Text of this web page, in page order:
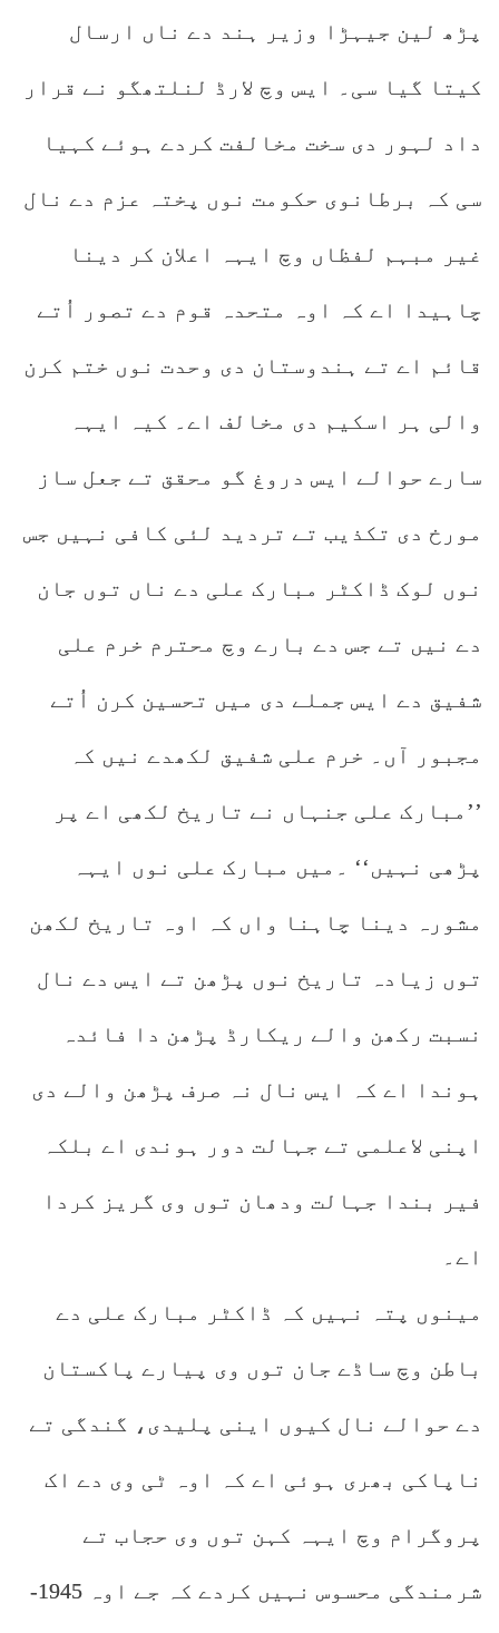
پڑھ لین جیہڑا وزیر ہند دے ناں ارسال
کیتا گیا سی۔ ایس وچ لارڈ لنلتھگو نے قرار
داد لہور دی سخت مخالفت کردے ہوئے کہیا
سی کہ برطانوی حکومت نوں پختہ عزم دے نال
غیر مبہم لفظاں وچ ایہہ اعلان کر دینا
چاہیدا اے کہ اوہ متحدہ قوم دے تصور اُتے
قائم اے تے ہندوستان دی وحدت نوں ختم کرن
والی ہر اسکیم دی مخالف اے۔ کیہ ایہہ
سارے حوالے ایس دروغ گو محقق تے جعل ساز
مورخ دی تکذیب تے تردید لئی کافی نہیں جس
نوں لوک ڈاکٹر مبارک علی دے ناں توں جان
دے نیں تے جس دے بارے وچ محترم خرم علی
شفیق دے ایس جملے دی میں تحسین کرن اُتے
مجبور آں۔ خرم علی شفیق لکھدے نیں کہ
’’مبارک علی جنہاں نے تاریخ لکھی اے پر
پڑھی نہیں‘‘ ۔میں مبارک علی نوں ایہہ
مشورہ دینا چاہنا واں کہ اوہ تاریخ لکھن
توں زیادہ تاریخ نوں پڑھن تے ایس دے نال
نسبت رکھن والے ریکارڈ پڑھن دا فائدہ
ہوندا اے کہ ایس نال نہ صرف پڑھن والے دی
اپنی لاعلمی تے جہالت دور ہوندی اے بلکہ
فیر بندا جہالت ودھان توں وی گریز کردا
اے۔
مینوں پتہ نہیں کہ ڈاکٹر مبارک علی دے
باطن وچ ساڈے جان توں وی پیارے پاکستان
دے حوالے نال کیوں اینی پلیدی، گندگی تے
ناپاکی بھری ہوئی اے کہ اوہ ٹی وی دے اک
پروگرام وچ ایہہ کہن توں وی حجاب تے
شرمندگی محسوس نہیں کردے کہ جے اوہ 1945-